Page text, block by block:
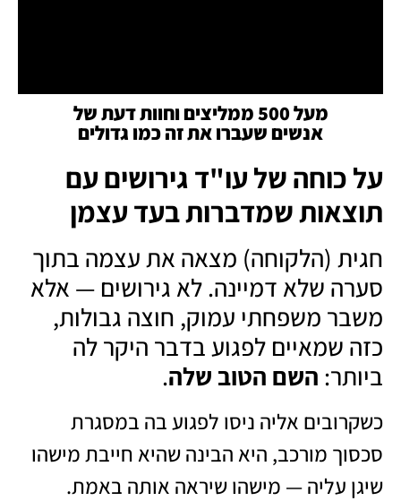
מעל 500 ממליצים וחוות דעת של
אנשים שעברו את זה כמו גדולים
על כוחה של עו"ד גירושים עם
תוצאות שמדברות בעד עצמן
חגית (הלקוחה) מצאה את עצמה בתוך
סערה שלא דמיינה. לא גירושים — אלא
משבר משפחתי עמוק, חוצה גבולות,
כזה שמאיים לפגוע בדבר היקר לה
ביותר: השם הטוב שלה.
כשקרובים אליה ניסו לפגוע בה במסגרת
סכסוך מורכב, היא הבינה שהיא חייבת מישהו
שיגן עליה — מישהו שיראה אותה באמת.